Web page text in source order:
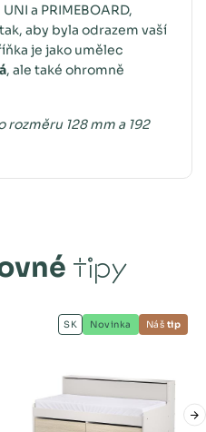
a PRIMEBOARD,
aby byla odrazem vaší
je jako umělec
, ale také ohromně
128 mm a 192
tipy
SK Novinka Náš tip